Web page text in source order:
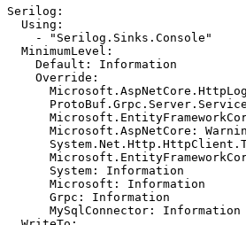
Serilog:
  Using:
    - "Serilog.Sinks.Console"
  MinimumLevel:
    Default: Information
    Override:
Microsoft.AspNetCore:
      System: Information
      Microsoft: Information
      Grpc: Information
      MySqlConnector: Information